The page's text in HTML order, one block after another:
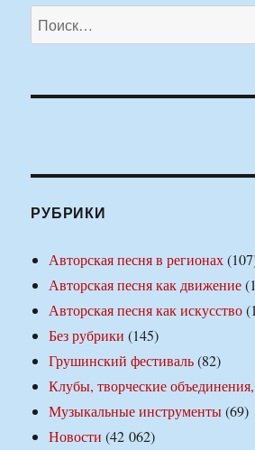
Искать:
РУБРИКИ
Авторская песня в регионах
Авторская песня как движение
Авторская песня как искусство
Без рубрики (145)
Грушинский фестиваль(82)
Клубы, творческие
Музыкальные инструменты(69)
Новости (42 062)